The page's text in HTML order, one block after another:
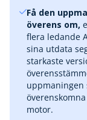
Få den
överens om,
flera ledande
sina utdata
starkaste
uppmaningen
motor.